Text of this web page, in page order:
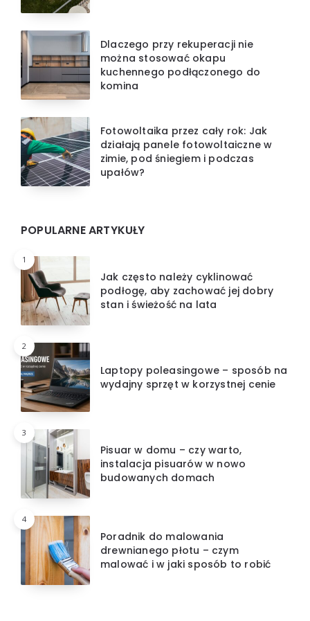
Dlaczego przy rekuperacji nie
można stosować okapu
kuchennego podłączonego do
komina
Fotowoltaika przez cały rok: Jak
działają panele fotowoltaiczne w
zimie, pod śniegiem i podczas
upałów?
POPULARNE ARTYKUŁY
1
Jak często należy cyklinować
podłogę, aby zachować jej dobry
stan i świeżość na lata
2
Laptopy poleasingowe – sposób na
wydajny sprzęt w korzystnej cenie
3
Pisuar w domu – czy warto,
instalacja pisuarów w nowo
budowanych domach
4
Poradnik do malowania
drewnianego płotu – czym
malować i w jaki sposób to robić